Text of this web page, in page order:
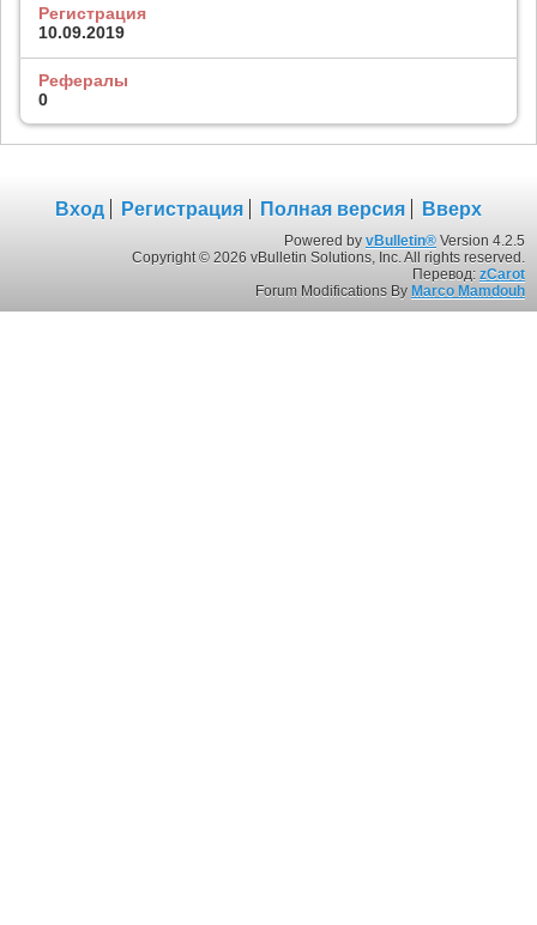
Регистрация
10.09.2019
Рефералы
0
Вход Регистрация Полная версия Вверх
Powered by vBulletin® Version 4.2.5
Copyright © 2026 vBulletin Solutions, Inc. All rights reserved.
Перевод: zCarot
Forum Modifications By Marco Mamdouh